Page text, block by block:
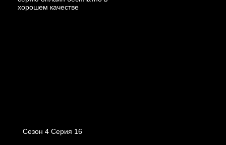
Сезон 4 Серия 16